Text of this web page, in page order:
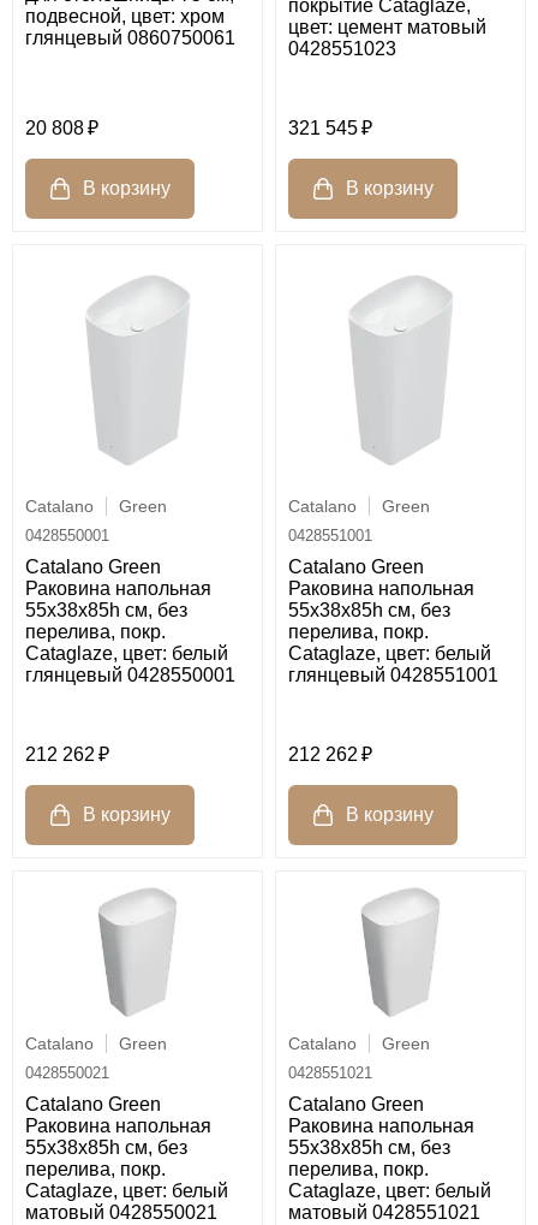
подвесной, цвет: хром
глянцевый 0860750061
20 808
покрытие Cataglaze,
цвет: цемент матовый
0428551023
321 545
Catalano Green
0428550001
Catalano Green
Раковина напольная
55x38x85h см, без
перелива, покр.
Cataglaze, цвет: белый
глянцевый 0428550001
212 262
Catalano Green
0428551001
Catalano Green
Раковина напольная
55x38x85h см, без
перелива, покр.
Cataglaze, цвет: белый
глянцевый 0428551001
212 262
Catalano Green
0428550021
Catalano Green
Раковина напольная
55x38x85h см, без
перелива, покр.
Cataglaze, цвет: белый
матовый 0428550021
Catalano Green
0428551021
Catalano Green
Раковина напольная
55x38x85h см, без
перелива, покр.
Cataglaze, цвет: белый
матовый 0428551021